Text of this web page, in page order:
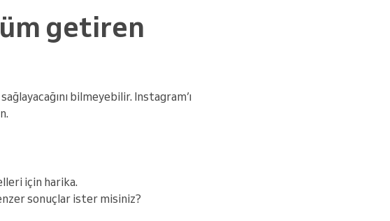
getiren
bilmeyebilir. Instagram’ı
için harika.
sonuçlar ister misiniz?